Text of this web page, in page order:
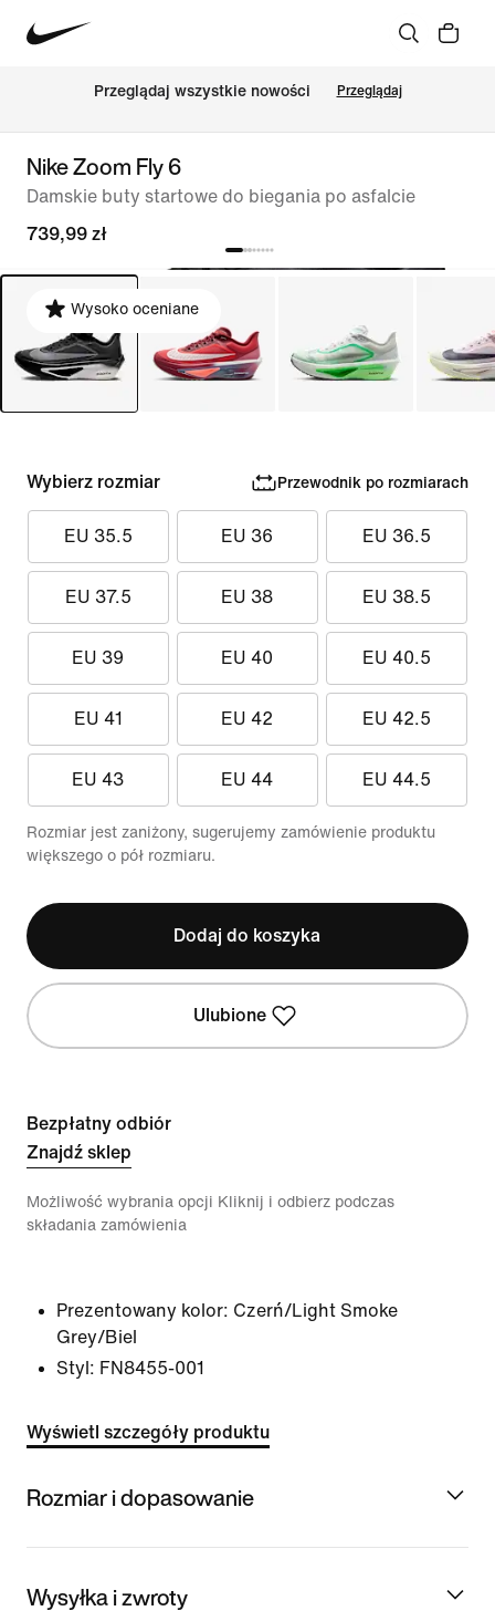
Przeglądaj wszystkie nowości Przeglądaj
Nike Zoom Fly 6
Damskie buty startowe do biegania po asfalcie
739,99 zł
Wysoko oceniane
Wybierz rozmiar Przewodnik po rozmiarach
EU 35.5 EU 36 EU 36.5
EU 37.5 EU 38 EU 38.5
EU 39 EU 40 EU 40.5
EU 41 EU 42 EU 42.5
EU 43 EU 44 EU 44.5
Rozmiar jest zaniżony, sugerujemy zamówienie produktu
większego o pół rozmiaru.
Dodaj do koszyka
Ulubione
Bezpłatny odbiór
Znajdź sklep
Możliwość wybrania opcji Kliknij i odbierz podczas
składania zamówienia
Prezentowany kolor: Czerń/Light Smoke
Grey/Biel
Styl: FN8455-001
Wyświetl szczegóły produktu
Rozmiar i dopasowanie
Wysyłka i zwroty